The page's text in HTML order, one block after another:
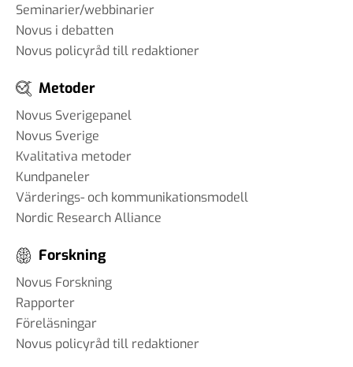
Seminarier/webbinarier
Novus i debatten
Novus policyråd till redaktioner
Metoder
Novus Sverigepanel
Novus Sverige
Kvalitativa metoder
Kundpaneler
Värderings- och kommunikationsmodell
Nordic Research Alliance
Forskning
Novus Forskning
Rapporter
Föreläsningar
Novus policyråd till redaktioner